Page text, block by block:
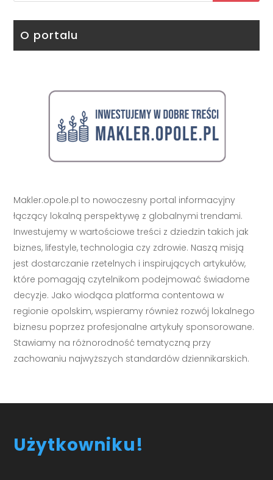
O portalu
Makler.opole.pl to nowoczesny portal informacyjny
łączący lokalną perspektywę z globalnymi trendami.
Inwestujemy w wartościowe treści z dziedzin takich jak
biznes, lifestyle, technologia czy zdrowie. Naszą misją
jest dostarczanie rzetelnych i inspirujących artykułów,
które pomagają czytelnikom podejmować świadome
decyzje. Jako wiodąca platforma contentowa w
regionie opolskim, wspieramy również rozwój lokalnego
biznesu poprzez profesjonalne artykuły sponsorowane.
Stawiamy na różnorodność tematyczną przy
zachowaniu najwyższych standardów dziennikarskich.
Użytkowniku!